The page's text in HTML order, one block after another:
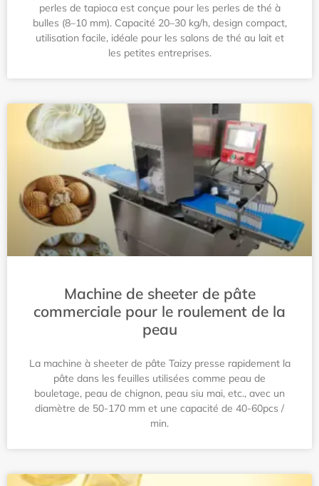
perles de tapioca est conçue pour les perles de thé à
bulles (8–10 mm). Capacité 20–30 kg/h, design compact,
utilisation facile, idéale pour les salons de thé au lait et
les petites entreprises.
Machine de sheeter de pâte
commerciale pour le roulement de la
peau
La machine à sheeter de pâte Taizy presse rapidement la
pâte dans les feuilles utilisées comme peau de
bouletage, peau de chignon, peau siu mai, etc., avec un
diamètre de 50-170 mm et une capacité de 40-60pcs /
min.